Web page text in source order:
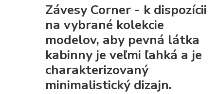
Závesy Corner - k dispozícii
na vybrané kolekcie
modelov, aby pevná látka
kabinny je veľmi ľahká a je
charakterizovaný
minimalistický dizajn.